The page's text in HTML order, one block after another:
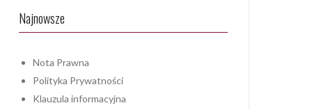
Najnowsze
Nota Prawna
Polityka Prywatności
Klauzula informacyjna